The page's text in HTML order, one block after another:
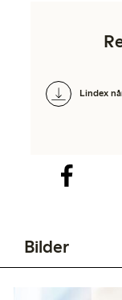
Lindex
Bilder